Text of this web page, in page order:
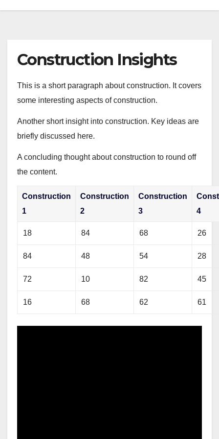
Construction Insights
This is a short paragraph about construction. It covers
some interesting aspects of construction.
Another short insight into construction. Key ideas are
briefly discussed here.
A concluding thought about construction to round off
the content.
Construction
1
Construction
2
Construction
3
4
18 84 68 26
84 48 54 28
72 10 82 45
16 68 62 61